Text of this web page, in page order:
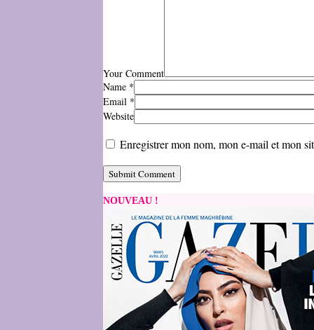
Your Comment
Name *
Email *
Website
Enregistrer mon nom, mon e-mail et mon
NOUVEAU !